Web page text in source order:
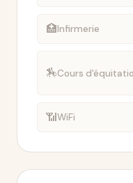
🏥Infirmerie
🏇Cours
📶WiFi